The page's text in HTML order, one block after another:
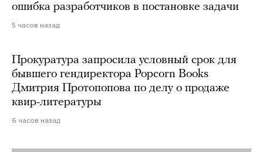
ошибка разработчиков в постановке задачи
5 часов назад
Прокуратура запросила условный срок для
бывшего гендиректора Popcorn Books
Дмитрия Протопопова по делу о продаже
квир-литературы
6 часов назад